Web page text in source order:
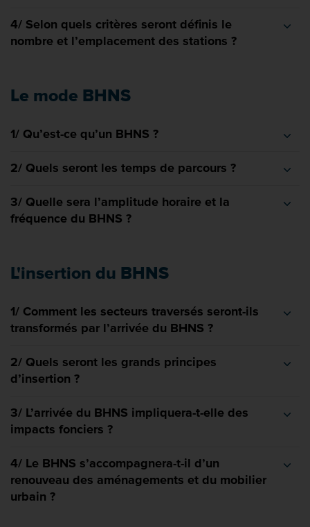
4/ Selon quels critères seront définis le
nombre et l’emplacement des stations ?
Le mode BHNS
1/ Qu’est-ce qu’un BHNS ?
2/ Quels seront les temps de parcours ?
3/ Quelle sera l’amplitude horaire et la
fréquence du BHNS ?
L'insertion du BHNS
1/ Comment les secteurs traversés seront-ils
transformés par l’arrivée du BHNS ?
2/ Quels seront les grands principes
d’insertion ?
3/ L’arrivée du BHNS impliquera-t-elle des
impacts fonciers ?
4/ Le BHNS s’accompagnera-t-il d’un
renouveau des aménagements et du mobilier
urbain ?